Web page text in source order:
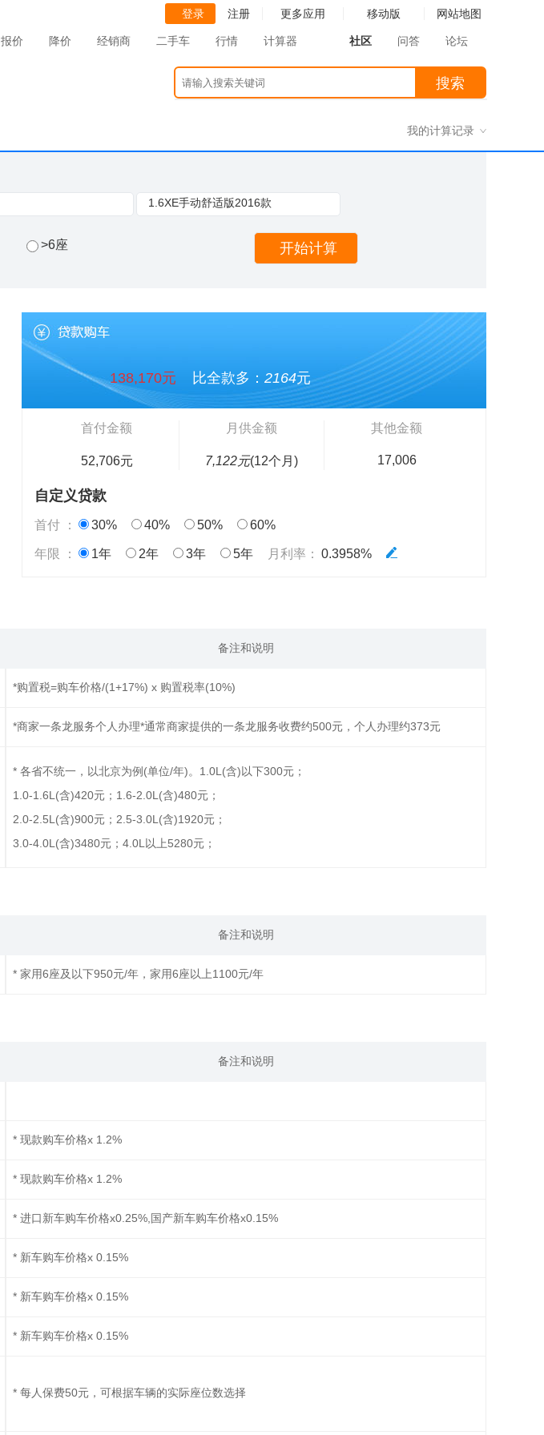
登录 注册 更多应用 移动版 网站地图
报价 降价 经销商 二手车 行情 计算器 社区 问答 论坛
请输入搜索关
键词搜索
我的计算记录
1.6XE手动舒适版2016款
>6座
138,170元 比全款多： 2164元
首付金额
52,706元
月供金额
7,122元(12个月)
其他金额
17,006
自定义贷款
首付 ： 30% 40% 50% 60%
年限 ： 1年 2年 3年 5年 月利率： 0.3958%
备注和说明
*购置税=购车价格/(1+17%) x 购置税率(10%)
*商家一条龙服务个人办理*通常商家提供的一条龙服务收费约500元，个人办理约373元
* 各省不统一，以北京为例(单位/年)。1.0L(含)以下300元；
1.0-1.6L(含)420元；1.6-2.0L(含)480元；
2.0-2.5L(含)900元；2.5-3.0L(含)1920元；
3.0-4.0L(含)3480元；4.0L以上5280元；
备注和说明
* 家用6座及以下950元/年，家用6座以上1100元/年
备注和说明
* 现款购车价格x 1.2%
* 现款购车价格x 1.2%
* 进口新车购车价格x0.25%,国产新车购车价格x0.15%
* 新车购车价格x 0.15%
* 新车购车价格x 0.15%
* 新车购车价格x 0.15%
* 每人保费50元，可根据车辆的实际座位数选择